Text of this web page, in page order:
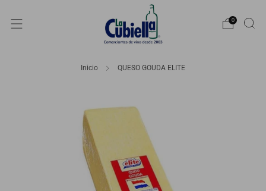
0
Inicio QUESO GOUDA ELITE